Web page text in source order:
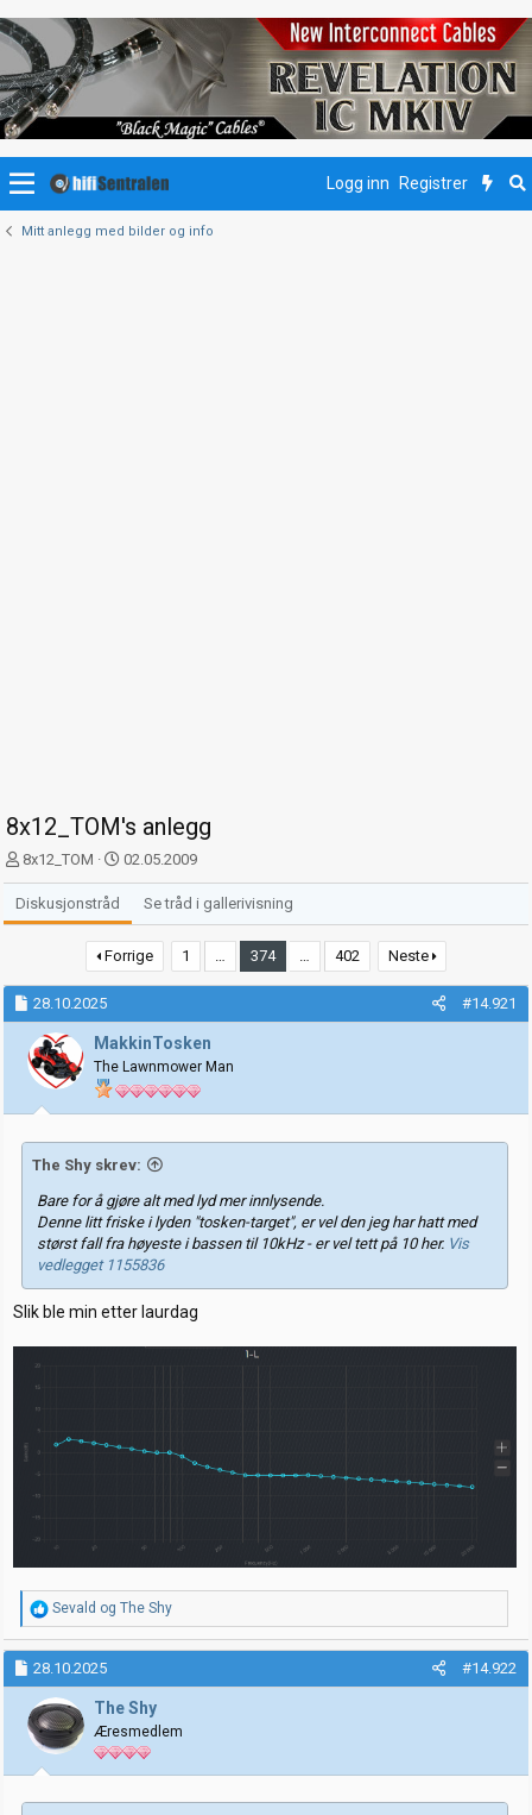
Logg inn Registrer
Mitt anlegg med bilder og info
8x12_TOM's anlegg
T
r
å
d
a
r
e
8x12_TOM
S
t
r
t
d
a
02.05.2009
Diskusjonstråd Se tråd i gallerivisning
Forrige 1 … 374 … 402 Neste
28.10.2025 #14.921
MakkinTosken
The Lawnmower Man
The Shy skrev:
Bare for å gjøre alt med lyd mer innlysende.
Denne litt friske i lyden "tosken-target", er vel den jeg har hatt med
størst fall fra høyeste i bassen til 10kHz - er vel tett på 10 her. Vis
vedlegget 1155836
Slik ble min etter laurdag
R
e
a
k
j
o
n
e
r
Sevald og The Shy
28.10.2025 #14.922
The Shy
Æresmedlem